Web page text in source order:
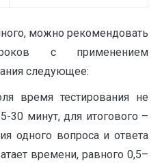
можно рекомендовать
с применением
следующее:
время тестирования не
30 минут, для итогового –
одного вопроса и ответа
времени, равного 0,5–